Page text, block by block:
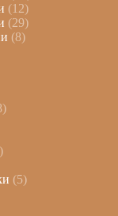
12
29
8
5